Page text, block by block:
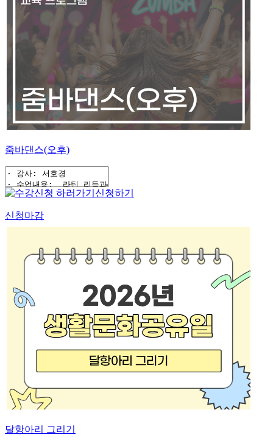
줌바댄스(오후)
신청하기
신청마감
달항아리 그리기